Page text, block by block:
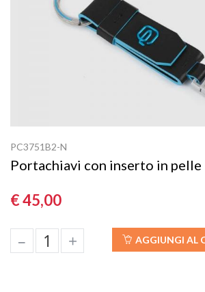
PC3751B2-N
Portachiavi con inserto in pelle
€ 45,00
– + AGGIUNGI AL